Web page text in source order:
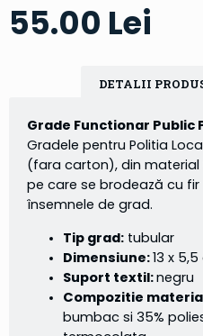
55.00 Lei
DETALII
Grade Functionar Public
Gradele pentru Politia
(fara carton), din material
pe care se brodează cu
însemnele de grad.
Tip grad: tubular
Dimensiune:13 x
Suport textil:negru
Compozitie
bumbac si 35%